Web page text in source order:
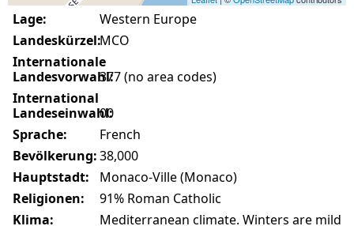
Lage:
Western Europe
Landeskürzel:MCO
Internationale
Landesvorwahl:377 (no area codes)
International
Landeseinwahl:
00
Sprache:
French
Bevölkerung:38,000
Hauptstadt:
Monaco-Ville (Monaco)
Religionen:
91% Roman Catholic
Klima:
Mediterranean climate. Winters are mild